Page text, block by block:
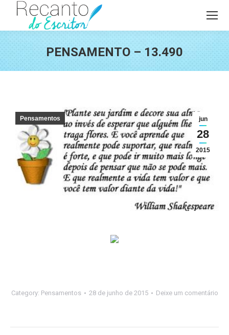
PENSAMENTO – 13.490
jun
28
2015
Pensamentos
Category: Pensamentos 28 de junho de 2015 Deixe um comentário